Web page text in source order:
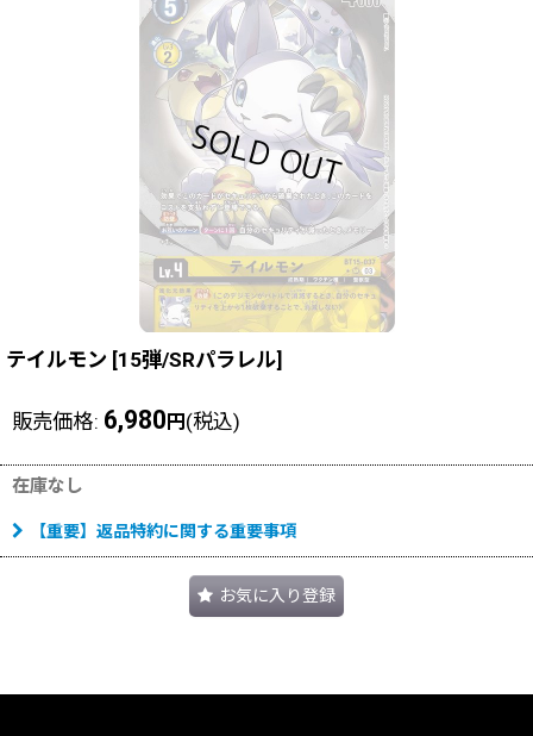
テイルモン [15弾/SRパラレル]
販売価格: 6,980 円 (税込)
在庫なし
【重要】返品特約に関する重要事項
お気に入り登録